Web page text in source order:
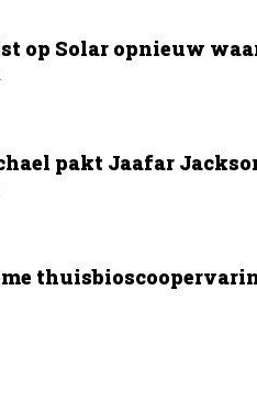
op Solar opnieuw
pakt Jaafar